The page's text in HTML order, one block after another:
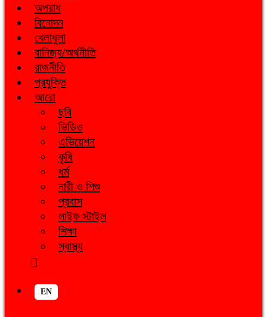
অপরাধ
বিনোদন
খেলাধুলা
বানিজ্য/অর্থনীতি
রাজনীতি
প্রযুক্তি
আরো
ছবি
ভিডিও
এভিয়েশন
কৃষি
ধর্ম
নারী ও শিশু
প্রবাস
লাইফ স্টাইল
শিক্ষা
স্বাস্থ্য
EN